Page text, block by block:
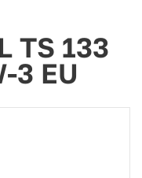
TS 133
3 EU